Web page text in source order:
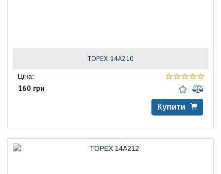
TOPEX 14A210
Ціна:
160 грн
Купити